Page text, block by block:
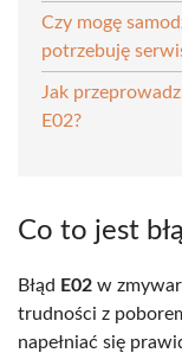
Czy mogę
potrzebuję
Jak
E02?
Co to jest
Błąd E02 w
trudności z
napełniać się